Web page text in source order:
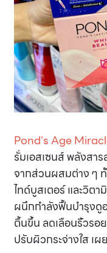
Pond's Age
รั่มเอสเซนส์ พลังสาร
จากส่วนผสมต่าง ๆ
ไทด์บูสเตอร์ และวิตา
ผนึกกำลังฟื้นบำรุงดู
ตื้นขึ้น ลดเลือนริ้วรอ
ปรับผิวกระจ่างใส เ